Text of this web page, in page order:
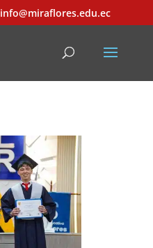
info@miraflores.edu.ec